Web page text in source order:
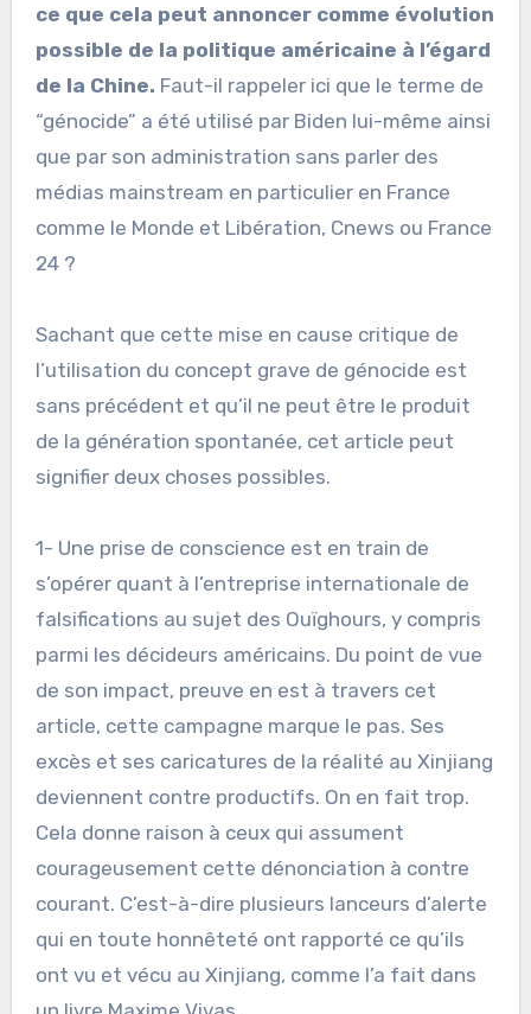
ce que cela peut annoncer comme évolution
possible de la politique américaine à l’égard
de la Chine. Faut-il rappeler ici que le terme de
“génocide” a été utilisé par Biden lui-même ainsi
que par son administration sans parler des
médias mainstream en particulier en France
comme le Monde et Libération, Cnews ou France
24 ?
Sachant que cette mise en cause critique de
l’utilisation du concept grave de génocide est
sans précédent et qu’il ne peut être le produit
de la génération spontanée, cet article peut
signifier deux choses possibles.
1- Une prise de conscience est en train de
s’opérer quant à l’entreprise internationale de
falsifications au sujet des Ouïghours, y compris
parmi les décideurs américains. Du point de vue
de son impact, preuve en est à travers cet
article, cette campagne marque le pas. Ses
excès et ses caricatures de la réalité au Xinjiang
deviennent contre productifs. On en fait trop.
Cela donne raison à ceux qui assument
courageusement cette dénonciation à contre
courant. C’est-à-dire plusieurs lanceurs d’alerte
qui en toute honnêteté ont rapporté ce qu’ils
ont vu et vécu au Xinjiang, comme l’a fait dans